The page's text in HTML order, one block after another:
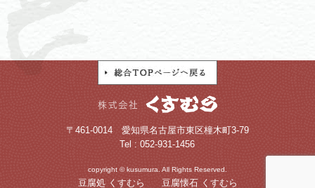
〒461-0014 愛知県名古屋市東区橦木町3-79
Tel : 052-931-1456
copyright © kusumura. All Rights Reserved.
豆腐処 くすむら 豆腐懐石 くすむら